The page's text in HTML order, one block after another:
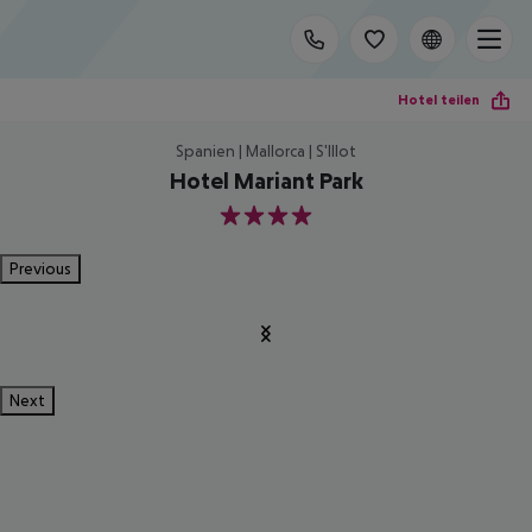
Hotel teilen
Spanien | Mallorca | S'Illot
Hotel Mariant Park
4
Previous
Next